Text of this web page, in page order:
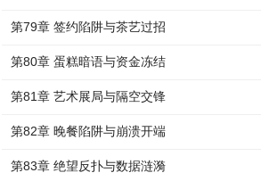
第79章 签约陷阱与茶艺过招
第80章 蛋糕暗语与资金冻结
第81章 艺术展局与隔空交锋
第82章 晚餐陷阱与崩溃开端
第83章 绝望反扑与数据涟漪